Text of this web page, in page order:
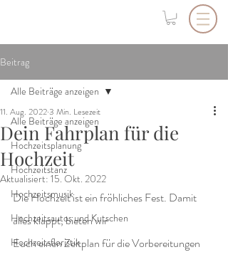
Beitrag
Alle Beiträge anzeigen
Hochzeitsplanung
Hochzeitstanz
Hochzeitsmusik
Hochzeitsautos und Kutschen
Hochzeitsfloristik
Alle Beiträge anzeigen
Dein Fahrplan für die
Hochzeit
11. Aug. 20223 Min. Lesezeit
Aktualisiert: 15. Okt. 2022
Die Hochzeit ist ein fröhliches Fest. Damit
alles klappt, bieten wir
Euch einen Zeitplan für die Vorbereitungen